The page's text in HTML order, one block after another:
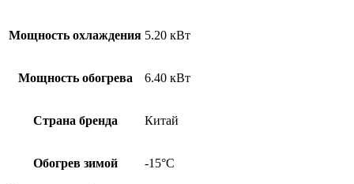
Мощность охлаждения 5.20 кВт
Мощность обогрева 6.40 кВт
Страна бренда Китай
Обогрев зимой -15°С